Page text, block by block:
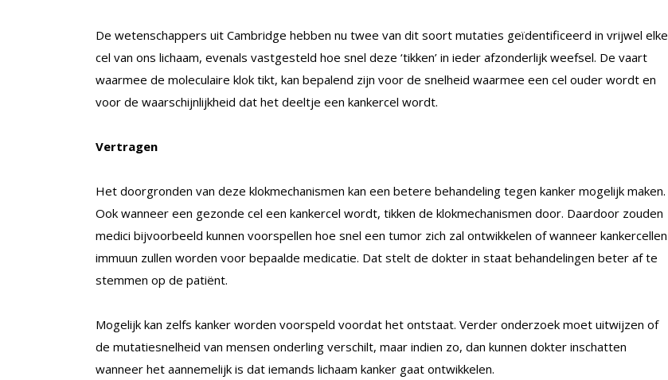
De wetenschappers uit Cambridge hebben nu twee van dit soort mutaties geïdentificeerd in vrijwel elke
cel van ons lichaam, evenals vastgesteld hoe snel deze ‘tikken’ in ieder afzonderlijk weefsel. De vaart
waarmee de moleculaire klok tikt, kan bepalend zijn voor de snelheid waarmee een cel ouder wordt en
voor de waarschijnlijkheid dat het deeltje een kankercel wordt.
Vertragen
Het doorgronden van deze klokmechanismen kan een betere behandeling tegen kanker mogelijk maken.
Ook wanneer een gezonde cel een kankercel wordt, tikken de klokmechanismen door. Daardoor zouden
medici bijvoorbeeld kunnen voorspellen hoe snel een tumor zich zal ontwikkelen of wanneer kankercellen
immuun zullen worden voor bepaalde medicatie. Dat stelt de dokter in staat behandelingen beter af te
stemmen op de patiënt.
Mogelijk kan zelfs kanker worden voorspeld voordat het ontstaat. Verder onderzoek moet uitwijzen of
de mutatiesnelheid van mensen onderling verschilt, maar indien zo, dan kunnen dokter inschatten
wanneer het aannemelijk is dat iemands lichaam kanker gaat ontwikkelen.